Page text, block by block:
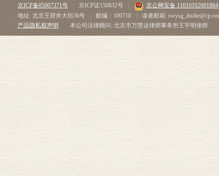
京ICP备05007371号 京ICP证150832号
京公网安备
地址: 北京王府井大街36号
邮编：100710
读者邮箱:
产品隐私权声明
本公司法律顾问: 北京市万慧达律师事务所王宇明律师